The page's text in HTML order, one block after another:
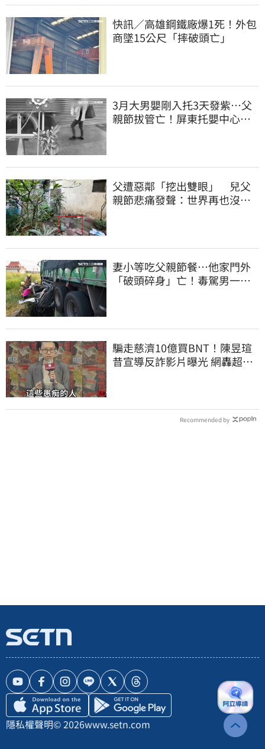
快訊／高雄鋼鐵廠爆1死！外包
商墜15公尺「摔破頭亡」
3月大男嬰剛入托3天發紫…父
親節拔管亡！屏東托嬰中心回9
父遭惡鄰「挖出雙眼」 兒父
親節悲痛發聲：世界再也沒有
妻小等吃父親節餐⋯他家門外
「破頭碎身」亡！毒駕男一路
騙走慈濟10億買BNT！陳昱瑄
昔宣導反詐影片曝光 網轟超級
Recommended by
隱私權聲明© 2026www.setn.com